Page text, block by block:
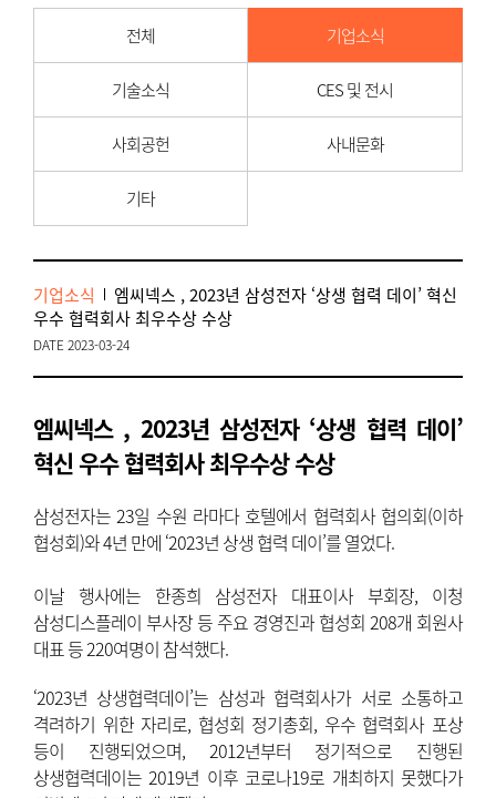
전체 기업소식
기술소식 CES 및 전시
사회공헌 사내문화
기타
기업소식
엠씨넥스 , 2023년 삼성전자 ‘상생 협력 데이’ 혁신
우수 협력회사 최우수상 수상
DATE 2023-03-24
엠씨넥스 , 2023년 삼성전자 ‘상생 협력 데이’
혁신 우수 협력회사 최우수상 수상
삼성전자는 23일 수원 라마다 호텔에서 협력회사 협의회(이하
협성회)와 4년 만에 ‘2023년 상생 협력 데이’를 열었다.
이날 행사에는 한종희 삼성전자 대표이사 부회장, 이청
삼성디스플레이 부사장 등 주요 경영진과 협성회 208개 회원사
대표 등 220여명이 참석했다.
‘2023년 상생협력데이’는 삼성과 협력회사가 서로 소통하고
격려하기 위한 자리로, 협성회 정기총회, 우수 협력회사 포상
등이 진행되었으며, 2012년부터 정기적으로 진행된
상생협력데이는 2019년 이후 코로나19로 개최하지 못했다가